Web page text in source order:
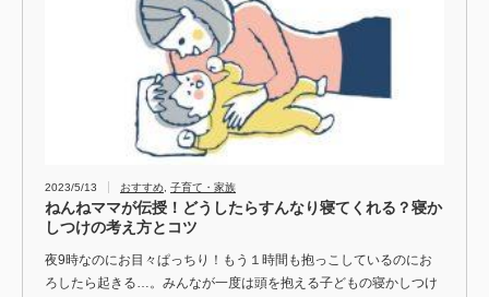
2023/5/13 おすすめ, 子育て・家族
ねんねママが伝授！どうしたらすんなり寝てくれる？寝か
しつけの考え方とコツ
夜9時なのにお目々ぱっちり！もう１時間も抱っこしているのにお
ろしたら起きる…。みんなが一度は頭を抱える子どもの寝かしつけ